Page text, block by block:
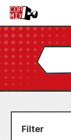
Filter